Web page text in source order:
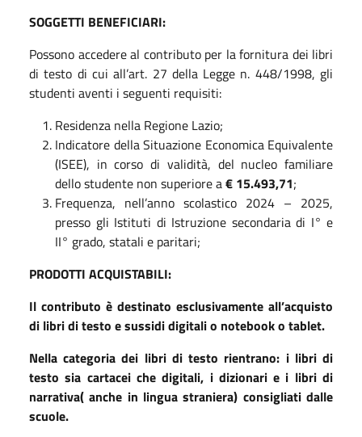
SOGGETTI BENEFICIARI:
Possono accedere al contributo per la fornitura dei libri
di testo di cui all’art. 27 della Legge n. 448/1998, gli
studenti aventi i seguenti requisiti:
Residenza nella Regione Lazio;
Indicatore della Situazione Economica Equivalente
(ISEE), in corso di validità, del nucleo familiare
dello studente non superiore a€ 15.493,71;
Frequenza, nell’anno scolastico 2024 – 2025,
presso gli Istituti di Istruzione secondaria di I° e
II° grado, statali e paritari;
PRODOTTI ACQUISTABILI:
Il contributo è destinato esclusivamente all’acquisto
di libri di testo e sussidi digitali o notebook o tablet.
Nella categoria dei libri di testo rientrano: i libri di
testo sia cartacei che digitali, i dizionari e i libri di
narrativa( anche in lingua straniera) consigliati dalle
scuole.